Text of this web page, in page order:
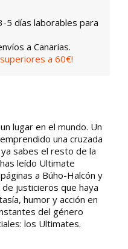
5 días laborables para
a Canarias.
a 60€!
lugar en el mundo. Un
una cruzada
sabes el resto de la
leído Ultimate
a Búho-Halcón y
justicieros que haya
humor y acción en
del género
los Ultimates.